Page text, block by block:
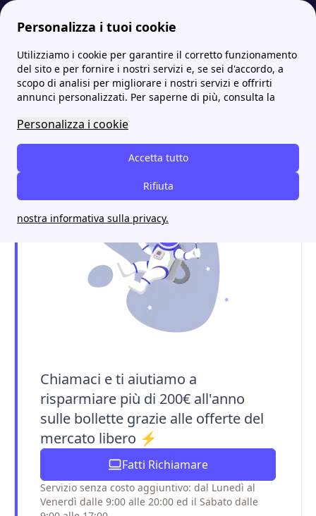
Personalizza i tuoi cookie
Utilizziamo i cookie per garantire il corretto funzionamento
del sito e per fornire i nostri servizi e, se sei d'accordo, a
scopo di analisi per migliorare i nostri servizi e offrirti
annunci personalizzati. Per saperne di più, consulta la
Personalizza i cookie
Accetta tutto
Rifiuta
nostra informativa sulla privacy.
Energia-Luce.it Tutti gli sportelli IREN: indirizzi e contatti Iren a Collecchio: uffici, tariffe luce e gas e contatti utili
Iren a Collecchio: uffici,
tariffe luce e gas e contatti
utili
Chiamaci e ti aiutiamo a
risparmiare più di 200€ all'anno
sulle bollette grazie alle offerte del
mercato libero ⚡
Fatti Richiamare
Servizio senza costo aggiuntivo: dal Lunedì al
Venerdì dalle 9:00 alle 20:00 ed il Sabato dalle